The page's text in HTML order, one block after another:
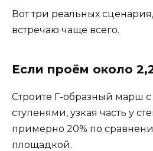
Вот три реальных
встречаю чаще всего.
Если проём около
Строите Г-образный марш
ступенями, узкая часть у
примерно 20% по
площадкой.